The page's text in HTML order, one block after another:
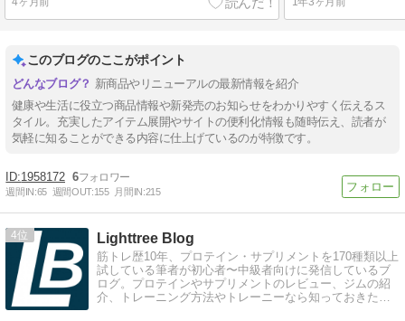
このブログのここがポイント
新商品やリニューアルの最新情報を紹介
健康や生活に役立つ商品情報や新発売のお知らせをわかりやすく伝えるス
タイル。充実したアイテム展開やサイトの便利化情報も随時伝え、読者が
気軽に知ることができる内容に仕上げているのが特徴です。
1958172 6
週間IN:65 週間OUT:155 月間IN:215
4 Lighttree Blog
筋トレ歴10年、プロテイン・サプリメントを170種類以上
試している筆者が初心者〜中級者向けに発信しているブ
ログ。プロテインやサプリメントのレビュー、ジムの紹
介、トレーニング方法やトレーニーなら知っておきたい